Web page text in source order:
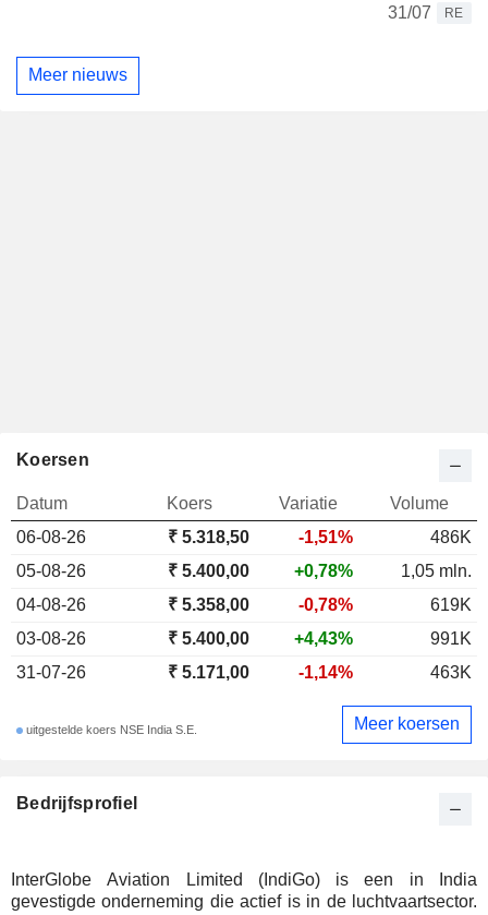
31/07
RE
Meer nieuws
Bedrijfsprofiel
InterGlobe Aviation Limited (IndiGo) is een in India
gevestigde onderneming die actief is in de luchtvaartsector.
Koersen
Datum Koers Variatie
Volume
06-08-26
₹ 5.318,50 -1,51%
486K
05-08-26
₹ 5.400,00 +0,78%
1,05 mln.
04-08-26
₹ 5.358,00 -0,78%
619K
03-08-26
₹ 5.400,00 +4,43%
991K
31-07-26
₹ 5.171,00 -1,14% 463K
uitgestelde koers NSE India S.E. Meer koersen